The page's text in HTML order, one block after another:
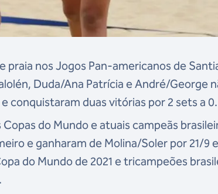
praia nos Jogos Pan-americanos de
Duda/Ana Patrícia e André/George
conquistaram duas vitórias por 2 sets a 0.
do Mundo e atuais campeãs
e ganharam de Molina/Soler por 21/9
do Mundo de 2021 e tricampeões